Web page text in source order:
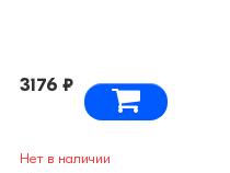
3176 ₽
Нет в наличии